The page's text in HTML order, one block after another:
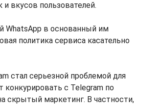
вкусов пользователей.
WhatsApp в основанный им
политика сервиса касательно
стал серьезной проблемой для
с Telegram по
скрытый маркетинг. В частности,